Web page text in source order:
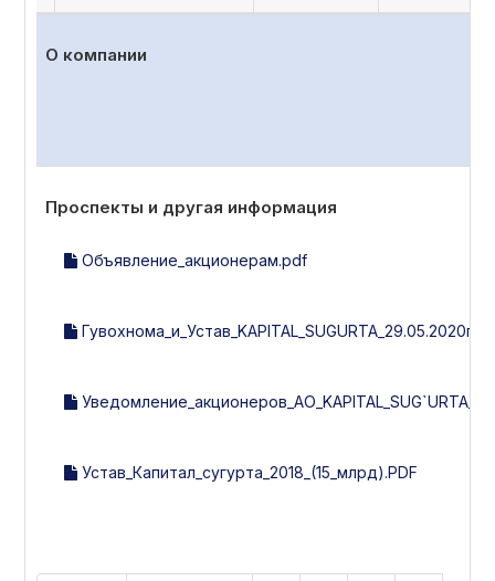
О компании
Проспекты и другая информация
Объявление_акционерам.pdf
Устав_Капитал_сугурта_2018_(15_млрд).PDF